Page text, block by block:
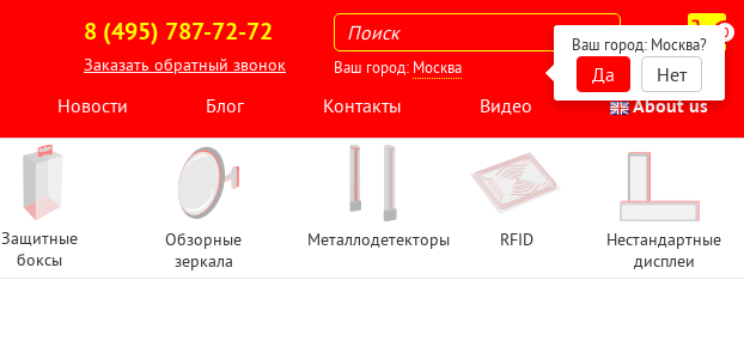
8 (495) 787-72-72
Заказать обратный звонок
0
Ваш город: Москва
Ваш город: Москва?
Да
Нет
Новости Блог Контакты Видео About us
Защитные
боксы
Обзорные
зеркала
Металлодетекторы RFID
Нестандартные
дисплеи